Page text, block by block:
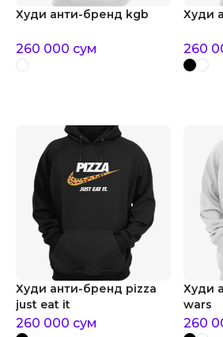
Худи анти-бренд kgb
260 000 сум
Худи
260
Худи анти-бренд pizza
just eat it
260 000 сум
Худи
wars
260